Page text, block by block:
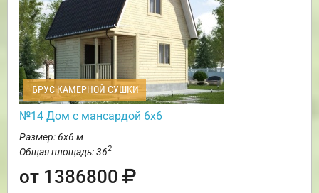
БРУС КАМЕРНОЙ СУШКИ
№14 Дом с мансардой 6х6
Размер: 6х6 м
Общая площадь: 362
от 1386800